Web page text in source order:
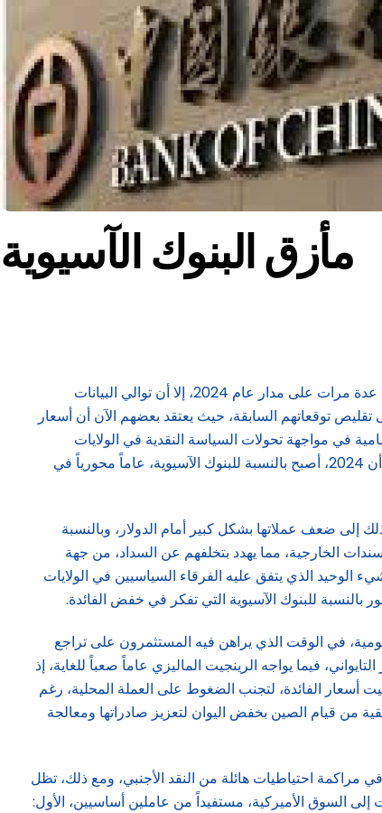
مأزق البنوك الآسيوية
قبل أربعة أشهر، استقبل محافظو البنوك المركزية الآسيوية العام الجديد بيقين في أن بنك الاحتياطي الفيدرالي سيخفض سعر الفائدة القياسي عدة مرات على مدار عام 2024، إلا أن توالي البيانات
توقعاتهم السابقة، حيث يعتقد بعضهم الآن أن أسعار
الدفاع الأمامية في مواجهة تحولات السياسة النقدية في الولايات
المتحدة، ولذلك، أصبح السؤال الأكثر إلحاحاً بين المصرفيين الآسيويين هو: متى؟ وإلى أي مدى سيتم خفض أسعار الفائدة؟ وهذا يعني ببساطة أن 2024، أصبح بالنسبة للبنوك الآسيوية، عاماً محورياً في
إلى ضعف عملاتها بشكل كبير أمام الدولار، وبالنسبة
الخارجية، مما يهدد بتخلفهم عن السداد، من جهة
الوحيد الذي يتفق عليه الفرقاء السياسيين في الولايات
بالنسبة للبنوك الآسيوية التي تفكر في خفض الفائدة.
في الوقت الذي يراهن فيه المستثمرون على تراجع
فيما يواجه الرينجيت الماليزي عاماً صعباً للغاية، إذ
اضطر، الشهر الماضي، إلى تثبيت أسعار الفائدة، لتجنب الضغوط على العملة المحلية، رغم
عند أدنى مستوى منذ عام 1990، بالإضافة إلى هناك مخاوف حقيقية من قيام الصين بخفض اليوان لتعزيز صادراتها ومعالجة
مراكمة احتياطيات هائلة من النقد الأجنبي، ومع ذلك، تظل
السوق الأميركية، مستفيداً من عاملين أساسيين، الأول: